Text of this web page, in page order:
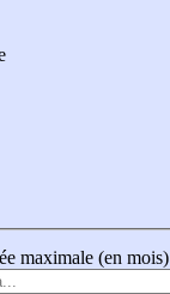
maximale (en mois)